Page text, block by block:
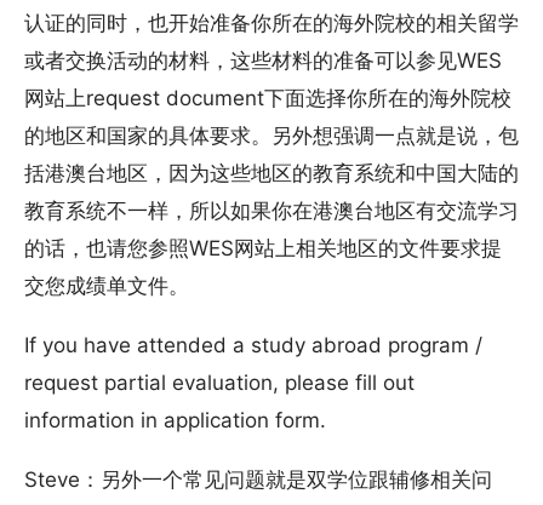
认证的同时，也开始准备你所在的海外院校的相关留学
或者交换活动的材料，这些材料的准备可以参见WES
网站上request document下面选择你所在的海外院校
的地区和国家的具体要求。另外想强调一点就是说，包
括港澳台地区，因为这些地区的教育系统和中国大陆的
教育系统不一样，所以如果你在港澳台地区有交流学习
的话，也请您参照WES网站上相关地区的文件要求提
交您成绩单文件。
If you have attended a study abroad program /
request partial evaluation, please fill out
information in application form.
Steve：另外一个常见问题就是双学位跟辅修相关问